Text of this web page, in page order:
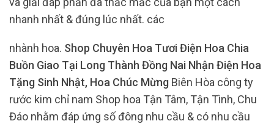
nhanh nhất & đúng lúc nhất. các
nhành hoa. Shop Chuyên Hoa Tươi Điện Hoa Chia
Buồn Giao Tại Long Thành Đồng Nai Nhận Điện Hoa
Tặng Sinh Nhật, Hoa Chúc Mừng Biên Hòa công ty
rước kim chỉ nam Shop hoa Tận Tâm, Tận Tình, Chu
Đáo nhằm đáp ứng số đông nhu cầu & có nhu cầu